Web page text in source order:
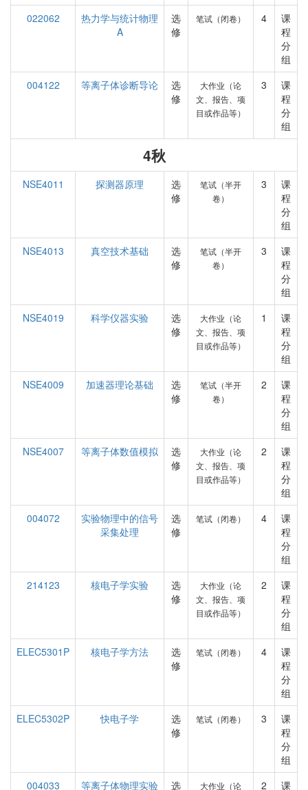
022062
热力学与统计物理
A
选
修
笔试（闭卷） 4
课
程
分
组
004122
等离子体诊断导论
选
修
大作业（论
文、报告、项
目或作品等）
3
课
程
分
组
4秋
NSE4011 探测器原理
选
修
笔试（半开
卷）
3
课
程
分
组
NSE4013
真空技术基础
选
修
笔试（半开
卷）
3
课
程
分
组
NSE4019
科学仪器实验
选
修
大作业（论
文、报告、项
目或作品等）
1
课
程
分
组
NSE4009
加速器理论基础
选
修
笔试（半开
卷）
2
课
程
分
组
NSE4007
等离子体数值模拟
选
修
大作业（论
文、报告、项
目或作品等）
2
课
程
分
组
004072
实验物理中的信号
采集处理
选
修
笔试（闭卷） 4
课
程
分
组
214123
核电子学实验
选
修
大作业（论
文、报告、项
目或作品等）
2
课
程
分
组
ELEC5301P
核电子学方法
选
修
笔试（闭卷） 4
课
程
分
组
ELEC5302P
快电子学
选
修
笔试（闭卷） 3
课
程
分
组
004033
等离子体物理实验 选 大作业（论 2 课